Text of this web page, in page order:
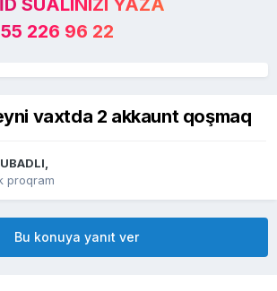
SUALINIZI YAZA
226 96 22
vaxtda 2 akkaunt qoşmaq
,
proqram
Bu konuya yanıt ver